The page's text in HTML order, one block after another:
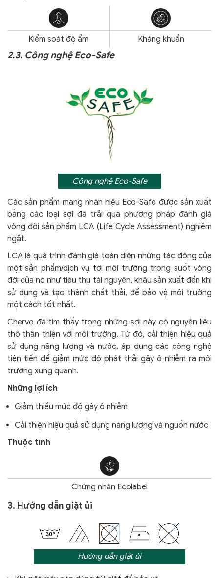
Kiểm soát độ ẩm Kháng khuẩn
2.3. Công nghệ Eco-Safe
Công nghệ Eco-Safe
Các sản phẩm mang nhãn hiệu Eco-Safe được sản xuất
bằng các loại sợi đã trải qua phương pháp đánh giá
vòng đời sản phẩm LCA (Life Cycle Assessment) nghiêm
ngặt.
LCA là quá trình đánh giá toàn diện những tác động của
một sản phẩm/dịch vụ tới môi trường trong suốt vòng
đời của nó như tiêu thụ tài nguyên, khâu sản xuất đến khi
sử dụng và tạo thành chất thải, để bảo vệ môi trường
một cách tốt nhất.
Chervo đã tìm thấy trong những sợi này có nguyên liệu
thô thân thiện với môi trường. Từ đó, cải thiện hiệu quả
sử dụng năng lượng và nước, áp dụng các công nghệ
tiên tiến để giảm mức độ phát thải gây ô nhiễm ra môi
trường xung quanh.
Những lợi ích
Giảm thiểu mức độ gây ô nhiễm
Cải thiện hiệu quả sử dụng năng lượng và nguồn nước
Thuộc tính
Chứng nhận Ecolabel
3. Hướng dẫn giặt ủi
Hướng dẫn giặt ủi